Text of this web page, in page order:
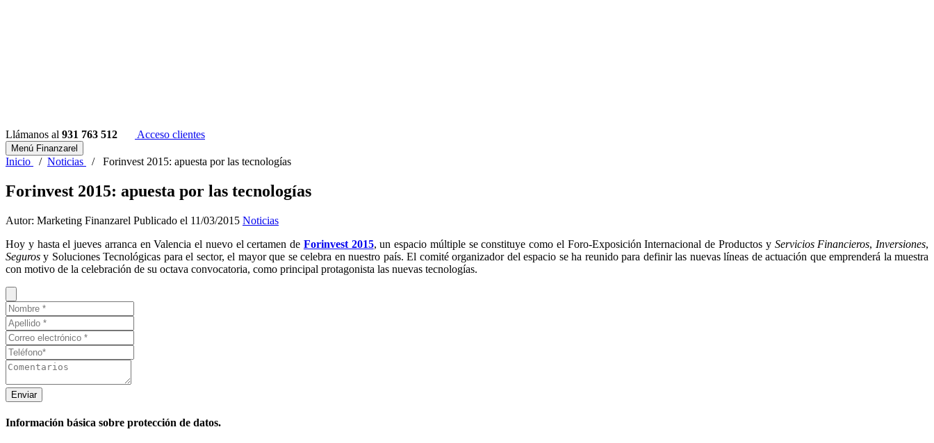
Llámanos al 931 763 512 Acceso clientes
Menú Finanzarel
Inicio / Noticias / Forinvest 2015: apuesta por las tecnologías
Forinvest 2015: apuesta por las tecnologías
Autor: Marketing Finanzarel Publicado el 11/03/2015 Noticias
Hoy y hasta el jueves arranca en Valencia el nuevo el certamen de Forinvest 2015, un espacio múltiple se constituye como el Foro-Exposición Internacional de Productos y Servicios Financieros, Inversiones,
Seguros y Soluciones Tecnológicas para el sector, el mayor que se celebra en nuestro país. El comité organizador del espacio se ha reunido para definir las nuevas líneas de actuación que emprenderá la muestra
con motivo de la celebración de su octava convocatoria, como principal protagonista las nuevas tecnologías.
Enviar
Información básica sobre protección de datos.